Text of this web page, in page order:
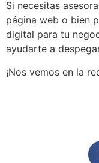
Si necesitas
página web o bien
digital para tu
ayudarte a
¡Nos vemos en la